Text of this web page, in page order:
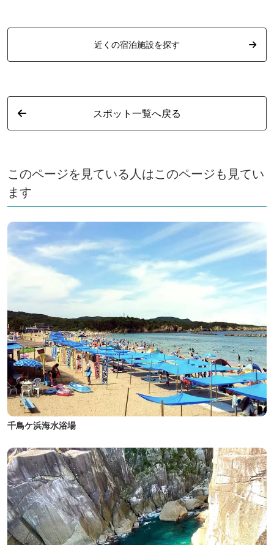
近くの宿泊施設を探す
スポット一覧へ戻る
このページを見ている人はこのページも見てい
ます
千鳥ケ浜海水浴場